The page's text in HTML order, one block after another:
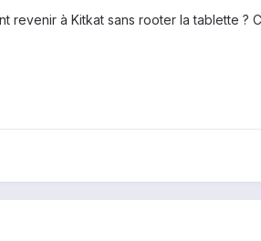
revenir à Kitkat sans rooter la tablette